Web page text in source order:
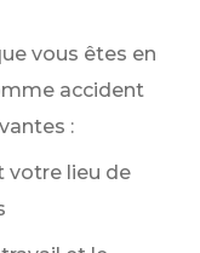
vous êtes en
accident
:
votre lieu de